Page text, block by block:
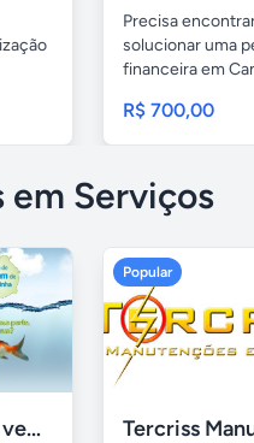
Precisa
solucionar uma
financeira em
R$ 700,00
em Serviços
Reciclagem oleo vegetal
Popular